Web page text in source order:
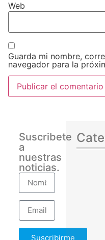
Web
Guarda mi nombre,
navegador para la
Suscribete
a
nuestras
noticias.
Suscribirme